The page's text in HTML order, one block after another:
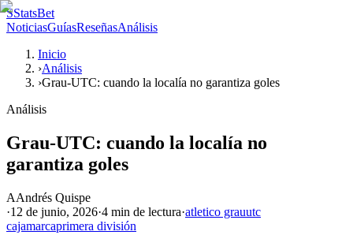
SStatsBet
NoticiasGuíasReseñasAnálisis
Inicio
›Análisis
›Grau-UTC: cuando la localía no garantiza goles
Análisis
Grau-UTC: cuando la localía no
garantiza goles
AAndrés Quispe
·12 de junio, 2026·4 min de lectura·atletico grauutc
cajamarcaprimera división